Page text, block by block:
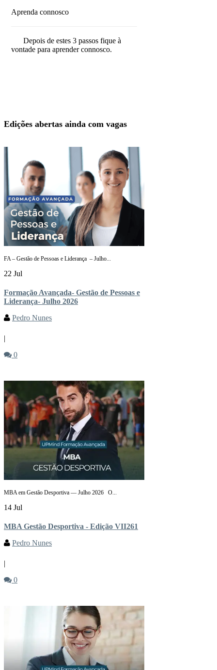
Aprenda connosco
Depois de estes 3 passos fique à
vontade para aprender connosco.
Edições abertas ainda com vagas
FA – Gestão de Pessoas e Liderança – Julho...
22 Jul
Formação Avançada- Gestão de Pessoas e
Liderança- Julho 2026
Pedro Nunes
|
0
MBA em Gestão Desportiva — Julho 2026 O...
14 Jul
MBA Gestão Desportiva - Edição VII261
Pedro Nunes
|
0